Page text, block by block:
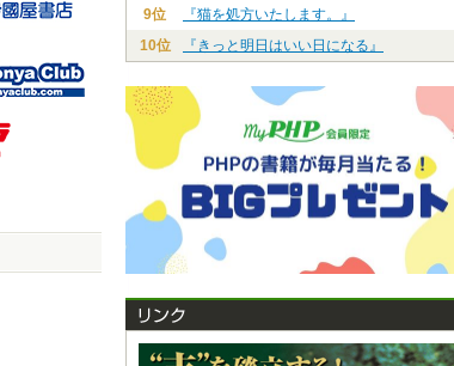
9位
『猫を処方いたします。』
10位
『きっと明日はいい日になる』